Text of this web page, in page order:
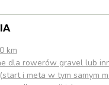
km
dla rowerów gravel lub
i meta w tym samym